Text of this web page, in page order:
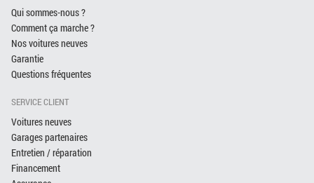
Qui sommes-nous ?
Comment ça marche ?
Nos voitures neuves
Garantie
Questions fréquentes
SERVICE CLIENT
Voitures neuves
Garages partenaires
Entretien / réparation
Financement